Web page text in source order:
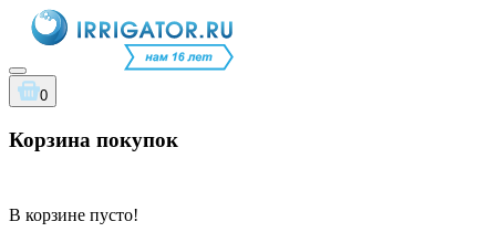
0
Корзина покупок
В корзине пусто!